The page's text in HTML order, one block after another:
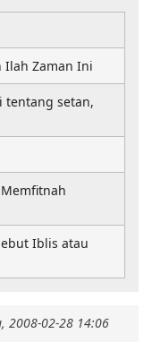
2008-02-28 14:06
Ilah Zaman Ini
tentang setan,
Iblis atau